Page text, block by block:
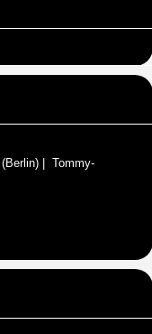
(Berlin) | Tommy-